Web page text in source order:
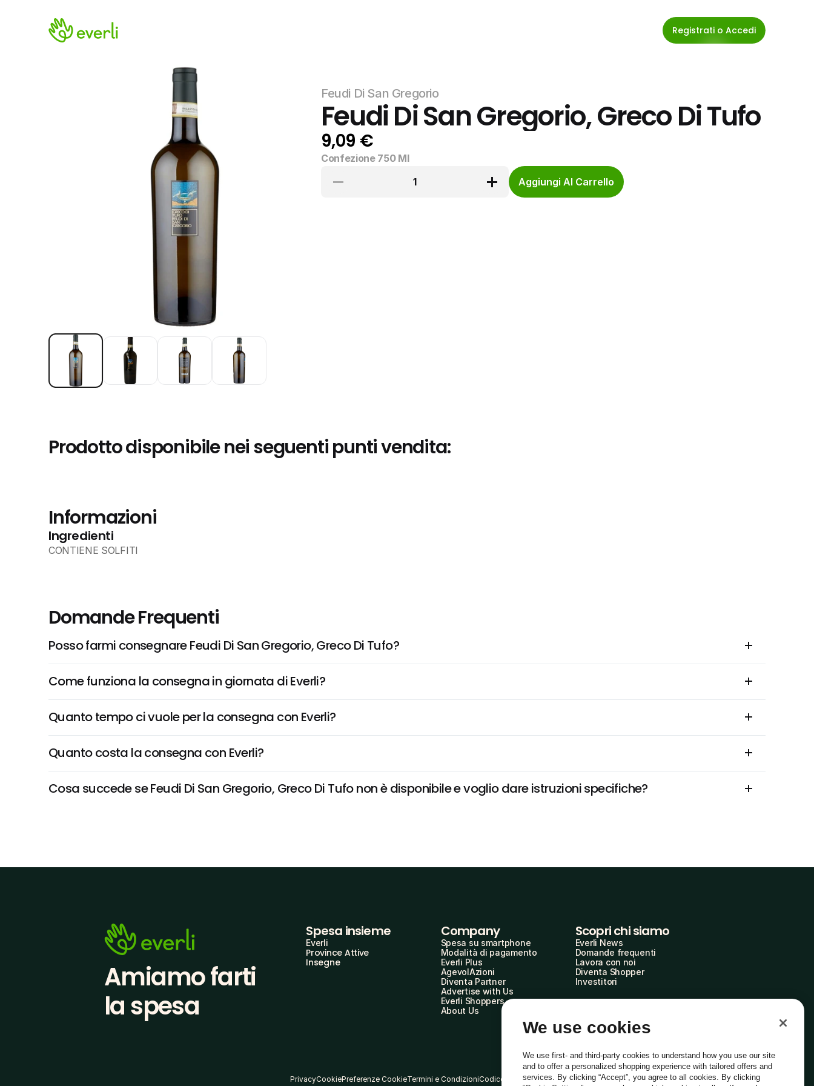
Registrati o Accedi
Feudi Di San Gregorio
Feudi Di San Gregorio, Greco Di Tufo
9,09 €
Confezione 750 Ml
1
Aggiungi Al Carrello
Prodotto disponibile nei seguenti punti vendita:
Informazioni
Ingredienti
CONTIENE SOLFITI
Domande Frequenti
Posso farmi consegnare Feudi Di San Gregorio, Greco Di Tufo?
Come funziona la consegna in giornata di Everli?
Quanto tempo ci vuole per la consegna con Everli?
Quanto costa la consegna con Everli?
Cosa succede se Feudi Di San Gregorio, Greco Di Tufo non è disponibile e voglio dare istruzioni specifiche?
Amiamo farti
la spesa
Spesa insieme
Everli
Province Attive
Insegne
Company
Spesa su smartphone
Modalità di pagamento
Everli Plus
AgevolAzioni
Diventa Partner
Advertise with Us
Everli Shoppers
About Us
Scopri chi siamo
Everli News
Domande frequenti
Lavora con noi
Diventa Shopper
Investitori
PrivacyCookiePreferenze CookieTermini e CondizioniCodice Etico
We use cookies
We use first- and third-party cookies to understand how you use our site
and to offer a personalized shopping experience with tailored offers and
services. By clicking “Accept”, you agree to all cookies. By clicking